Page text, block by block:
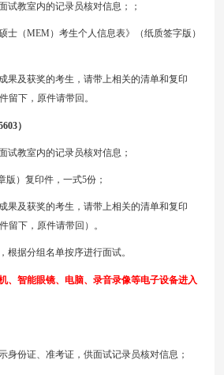
试教室内的记录员核对信息； ；
（MEM）考生个人信息表》（纸质签字版）
果及获奖的考生，请带上相关的清单和复印
留下，原件请带回。
）
教室内的记录员核对信息；
）复印件，一式5份；
果及获奖的考生，请带上相关的清单和复印
留下，原件请带回）。
根据分组名单按序进行面试。
、智能眼镜、电脑、录音录像等电子设备进入
身份证、准考证，供面试记录员核对信息；